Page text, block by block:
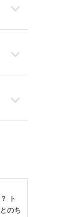
ト
のち